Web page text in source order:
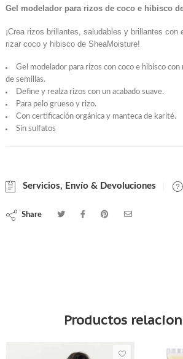
Gel modelador para rizos de coco e hibisco
¡Crea rizos brillantes, saludables y brillantes con
rizar coco y hibisco de SheaMoisture!
Gel modelador para rizos con coco e hibisco
de semillas.
Define y realza rizos con un acabado suave.
Para pelo grueso y rizo.
Con certificación orgánica y manteca de karité.
Sin sulfatos
Servicios, Envío & Devoluciones
Share
Productos